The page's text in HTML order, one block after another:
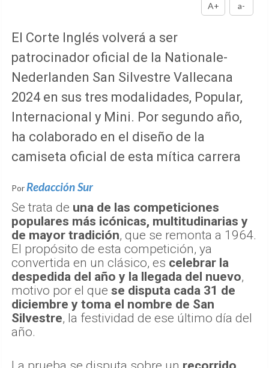
A+
a-
El Corte Inglés volverá a ser
patrocinador oficial de la Nationale-
Nederlanden San Silvestre Vallecana
2024 en sus tres modalidades, Popular,
Internacional y Mini. Por segundo año,
ha colaborado en el diseño de la
camiseta oficial de esta mítica carrera
Por Redacción Sur
Se trata de una de las competiciones
populares más icónicas, multitudinarias y
de mayor tradición, que se remonta a 1964.
El propósito de esta competición, ya
convertida en un clásico, es celebrar la
despedida del año y la llegada del nuevo,
motivo por el que se disputa cada 31 de
diciembre y toma el nombre de San
Silvestre, la festividad de ese último día del
año.